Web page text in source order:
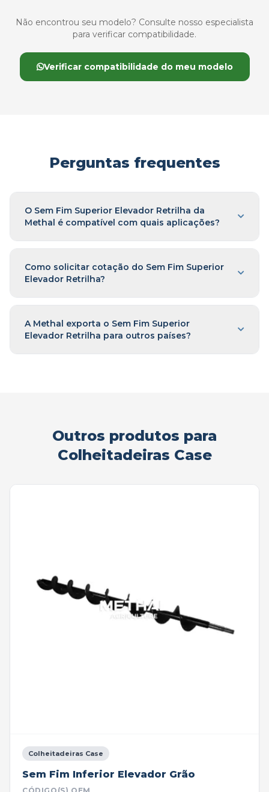
Não encontrou seu modelo? Consulte nosso especialista
para verificar compatibilidade.
Verificar compatibilidade do meu modelo
Perguntas frequentes
O Sem Fim Superior Elevador Retrilha da
Methal é compatível com quais aplicações?
Como solicitar cotação do Sem Fim Superior
Elevador Retrilha?
A Methal exporta o Sem Fim Superior
Elevador Retrilha para outros países?
Outros produtos para
Colheitadeiras Case
Colheitadeiras Case
Sem Fim Inferior Elevador Grão